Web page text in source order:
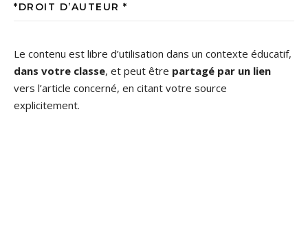
*DROIT D’AUTEUR *
Le contenu est libre d’utilisation dans un contexte éducatif,
dans votre classe, et peut être partagé par un lien
vers l’article concerné, en citant votre source
explicitement.